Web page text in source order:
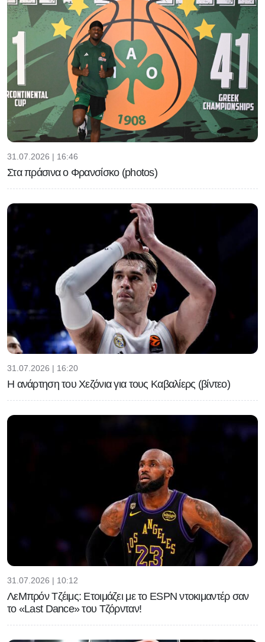
31.07.2026 | 16:46
Στα πράσινα ο Φρανσίσκο (photos)
31.07.2026 | 16:20
Η ανάρτηση του Χεζόνια για τους Καβαλίερς (βίντεο)
31.07.2026 | 10:12
ΛεΜπρόν Τζέιμς: Ετοιμάζει με το ESPN ντοκιμαντέρ σαν
το «Last Dance» του Τζόρνταν!